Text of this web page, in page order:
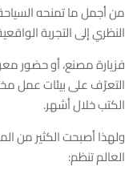
من أجمل ما تمنحه
النظري إلى التجربة
فزيارة مصنع، أو حضور
التعرّف على بيئات عمل
الكتب خلال أشهر.
ولهذا أصبحت الكثير من
العالم تنظم: